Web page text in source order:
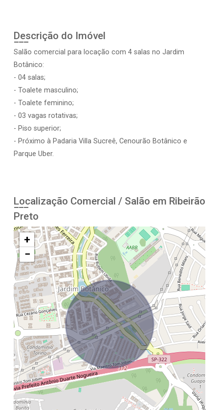
Descrição do Imóvel
Salão comercial para locação com 4 salas no Jardim
Botânico:
- 04 salas;
- Toalete masculino;
- Toalete feminino;
- 03 vagas rotativas;
- Piso superior;
- Próximo à Padaria Villa Sucreê, Cenourão Botânico e
Parque Uber.
Localização Comercial / Salão em Ribeirão
Preto
+
−